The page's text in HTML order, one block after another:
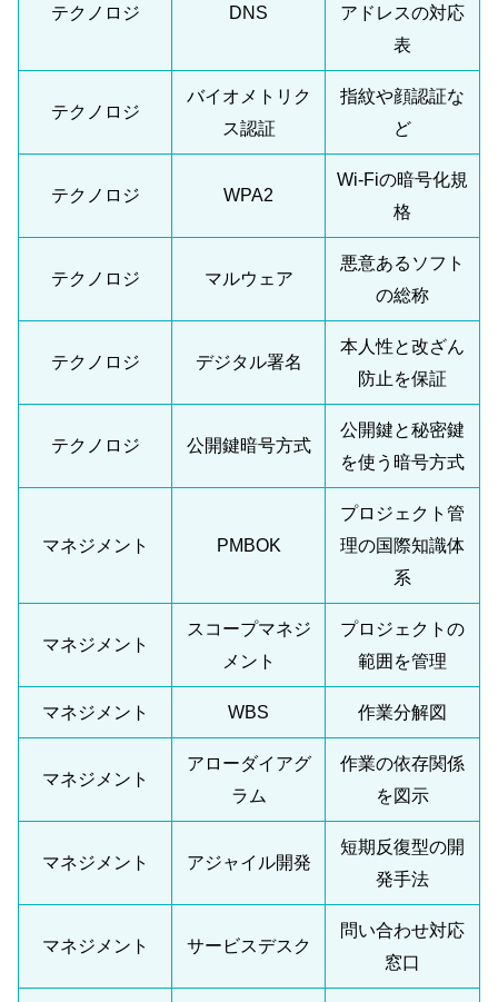
テクノロジ DNS
アドレスの対応
表
テクノロジ
バイオメトリク
ス認証
指紋や顔認証な
ど
テクノロジ WPA2
Wi-Fiの暗号化規
格
テクノロジ マルウェア
悪意あるソフト
の総称
テクノロジ デジタル署名
本人性と改ざん
防止を保証
テクノロジ 公開鍵暗号方式
公開鍵と秘密鍵
を使う暗号方式
マネジメント PMBOK
プロジェクト管
理の国際知識体
系
マネジメント
スコープマネジ
メント
プロジェクトの
範囲を管理
マネジメント WBS 作業分解図
マネジメント
アローダイアグ
ラム
作業の依存関係
を図示
マネジメント アジャイル開発
短期反復型の開
発手法
マネジメント サービスデスク
問い合わせ対応
窓口